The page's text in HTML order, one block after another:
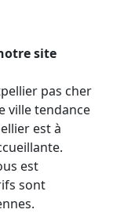
site
pas cher
ville tendance
est à
est
sont